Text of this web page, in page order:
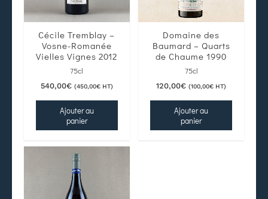
Cécile Tremblay –
Vosne-Romanée
Vielles Vignes 2012
75cl
540,00€ (450,00€HT)
Ajouter au
panier
Domaine des
Baumard – Quarts
de Chaume 1990
75cl
120,00€ (100,00€ HT)
Ajouter au
panier